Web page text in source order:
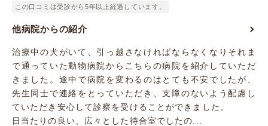
この口コミは受診から5年以上経過しています。
他病院からの紹介
治療中の犬がいて、引っ越さなければならなくなりそれま
で通っていた動物病院からこちらの病院を紹介していただ
きました。途中で病院を変わるのはとても不安でしたが、
先生同士で連絡をとっていただき、支障のないよう配慮し
ていただき安心して診察を受けることができました。
日当たりの良い、広々とした待合室でしたの...